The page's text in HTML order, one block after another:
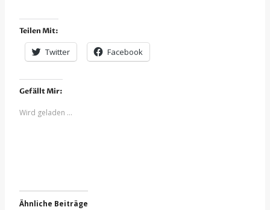
Teilen Mit:
Twitter Facebook
Gefällt Mir:
Wird geladen …
Ähnliche Beiträge